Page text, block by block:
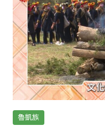
魯凱族